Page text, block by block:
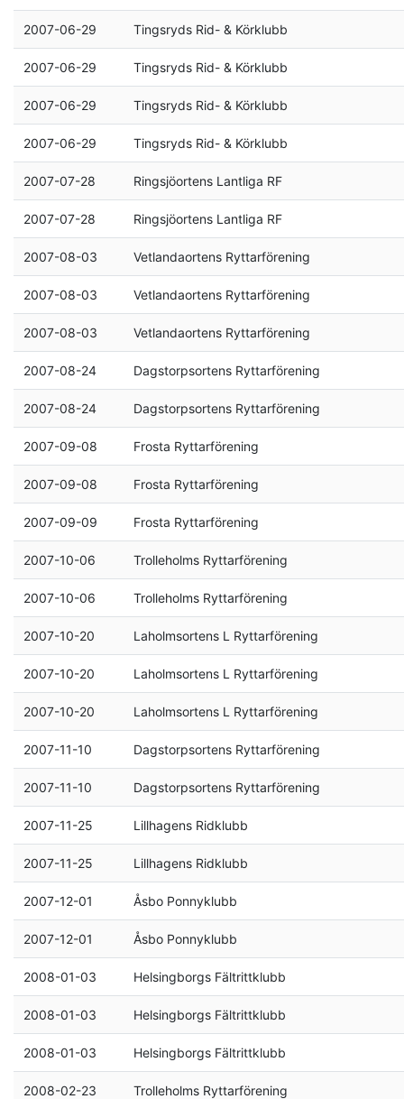
2007-06-29 Tingsryds Rid- & Körklubb
2007-06-29 Tingsryds Rid- & Körklubb
2007-06-29 Tingsryds Rid- & Körklubb
2007-06-29 Tingsryds Rid- & Körklubb
2007-07-28 Ringsjöortens Lantliga RF
2007-07-28 Ringsjöortens Lantliga RF
2007-08-03 Vetlandaortens Ryttarförening
2007-08-03 Vetlandaortens Ryttarförening
2007-08-03 Vetlandaortens Ryttarförening
2007-08-24 Dagstorpsortens Ryttarförening
2007-08-24 Dagstorpsortens Ryttarförening
2007-09-08 Frosta Ryttarförening
2007-09-08 Frosta Ryttarförening
2007-09-09 Frosta Ryttarförening
2007-10-06 Trolleholms Ryttarförening
2007-10-06 Trolleholms Ryttarförening
2007-10-20 Laholmsortens L Ryttarförening
2007-10-20 Laholmsortens L Ryttarförening
2007-10-20 Laholmsortens L Ryttarförening
2007-11-10 Dagstorpsortens Ryttarförening
2007-11-10 Dagstorpsortens Ryttarförening
2007-11-25 Lillhagens Ridklubb
2007-11-25 Lillhagens Ridklubb
2007-12-01 Åsbo Ponnyklubb
2007-12-01 Åsbo Ponnyklubb
2008-01-03 Helsingborgs Fältrittklubb
2008-01-03 Helsingborgs Fältrittklubb
2008-01-03 Helsingborgs Fältrittklubb
2008-02-23 Trolleholms Ryttarförening